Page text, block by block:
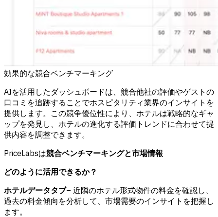
効果的な競合ベンチマーキング
AIを活用したダッシュボードは、競合他社の評価やゲストの
口コミを追跡することでホスピタリティ業界のインサイトを
提供します。この競争優位性により、ホテルは戦略的なギャ
ップを発見し、ホテルの進化する評価トレンドに合わせて提
供内容を調整できます。
PriceLabsは競合ベンチマーキングと市場情報
どのように活用できるか？
ホテルデータタブ– 近隣のホテル形式物件の料金を確認し、
過去の料金傾向を分析して、市場需要のインサイトを把握し
ます。